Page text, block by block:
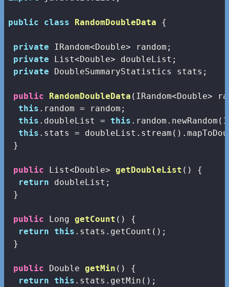
public class RandomDoubleData {
private IRandom<Double> random;
private List<Double> doubleList;
private DoubleSummaryStatistics stats;
public RandomDoubleData (IRandom<Double>
this .random = random;
this .doubleList = this .random.newRandom(
this .stats =
}
public List<Double> getDoubleList ()
{
return doubleList;
}
public Long getCount ()
{
return this .stats.getCount();
}
public Double getMin ()
{
return this .stats.getMin();